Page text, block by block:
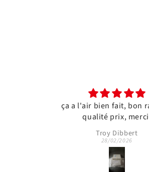
ça a l'air bien fait, bon rapport
qualité prix, merci.